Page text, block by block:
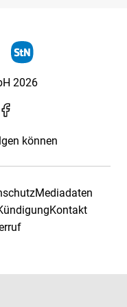
2026
können
Mediadaten
Kontakt